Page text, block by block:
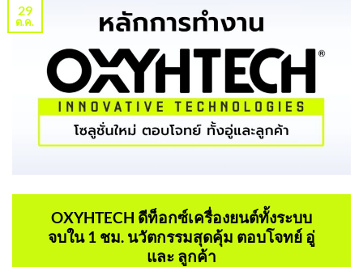
29
ต.ค.
OXYHTECH ดีท็อกซ์เครื่องยนต์ทั้งระบบ
จบใน 1 ชม. นวัตกรรมสุดคุ้ม ตอบโจทย์ อู่
และ ลูกค้า